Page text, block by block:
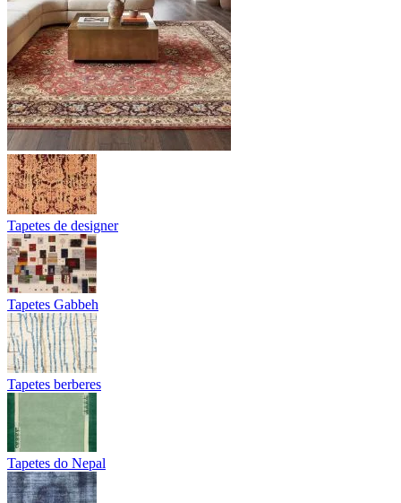
Tapetes de designer
Tapetes Gabbeh
Tapetes berberes
Tapetes do Nepal